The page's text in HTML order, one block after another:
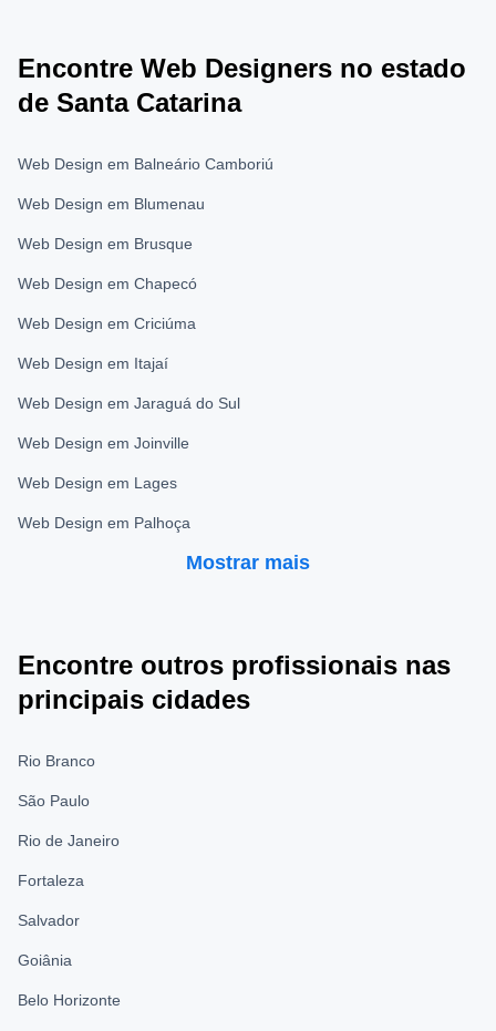
Encontre Web Designers no estado
de Santa Catarina
Web Design em Balneário Camboriú
Web Design em Blumenau
Web Design em Brusque
Web Design em Chapecó
Web Design em Criciúma
Web Design em Itajaí
Web Design em Jaraguá do Sul
Web Design em Joinville
Web Design em Lages
Web Design em Palhoça
Mostrar mais
Encontre outros profissionais nas
principais cidades
Rio Branco
São Paulo
Rio de Janeiro
Fortaleza
Salvador
Goiânia
Belo Horizonte